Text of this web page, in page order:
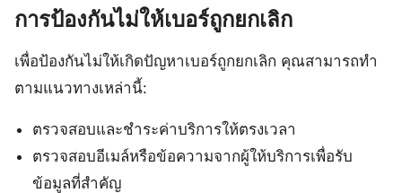
การป้องกันไม่ให้เบอร์ถูกยกเลิก
เพื่อป้องกันไม่ให้เกิดปัญหาเบอร์ถูกยกเลิก คุณสามารถทำ
ตามแนวทางเหล่านี้:
ตรวจสอบและชำระค่าบริการให้ตรงเวลา
ตรวจสอบอีเมล์หรือข้อความจากผู้ให้บริการเพื่อรับ
ข้อมูลที่สำคัญ